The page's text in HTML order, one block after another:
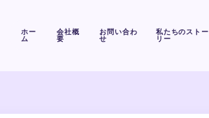
ホー
ム
会社概
要
お問い合わ
せ
私たちのストー
リー